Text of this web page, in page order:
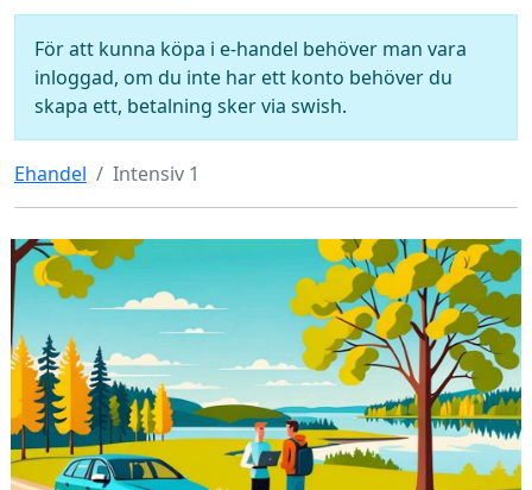
För att kunna köpa i e-handel behöver man vara
inloggad, om du inte har ett konto behöver du
skapa ett, betalning sker via swish.
Ehandel Intensiv 1